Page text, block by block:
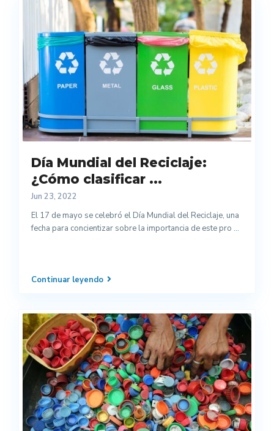
Día Mundial del Reciclaje:
¿Cómo clasificar ...
Jun 23, 2022
El 17 de mayo se celebró el Día Mundial del Reciclaje, una
fecha para concientizar sobre la importancia de este pro ...
Continuar leyendo